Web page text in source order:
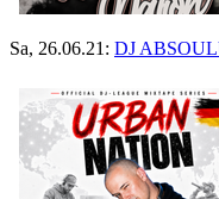
Sa, 26.06.21: DJ